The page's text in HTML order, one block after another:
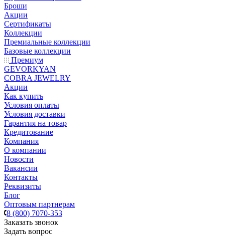
Броши
Акции
Сертификаты
Коллекции
Премиальные коллекции
Базовые коллекции
Премиум
GEVORKYAN
COBRA JEWELRY
Акции
Как купить
Условия оплаты
Условия доставки
Гарантия на товар
Кредитование
Компания
О компании
Новости
Вакансии
Контакты
Реквизиты
Блог
Оптовым партнерам
8 (800) 7070-353
Заказать звонок
Задать вопрос